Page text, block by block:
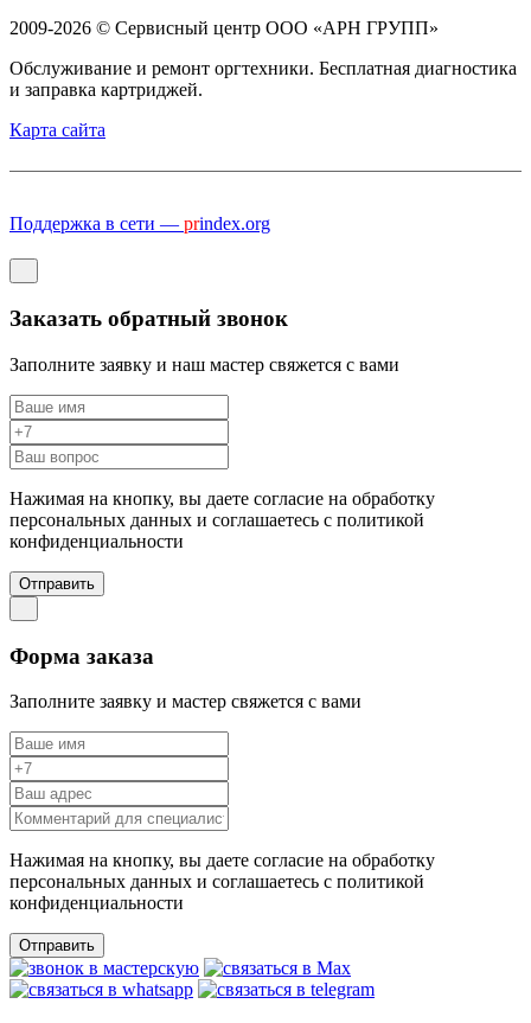
2009-2026 © Сервисный центр ООО «АРН ГРУПП»
Обслуживание и ремонт оргтехники. Бесплатная диагностика
и заправка картриджей.
Карта сайта
Поддержка в сети — prindex.org
Заказать обратный звонок
Заполните заявку и наш мастер свяжется с вами
Нажимая на кнопку, вы даете согласие на обработку
персональных данных и соглашаетесь c политикой
конфиденциальности
Отправить
Форма заказа
Заполните заявку и мастер свяжется с вами
Нажимая на кнопку, вы даете согласие на обработку
персональных данных и соглашаетесь c политикой
конфиденциальности
Отправить